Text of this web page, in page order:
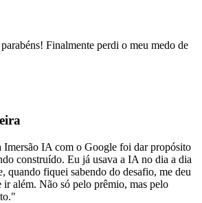
Finalmente perdi o meu medo de
Imersão IA com o Google foi dar propósito
construído. Eu já usava a IA no dia a dia
quando fiquei sabendo do desafio, me deu
ir além. Não só pelo prêmio, mas pelo